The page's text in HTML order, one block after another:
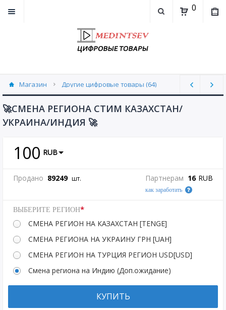
0
Магазин Другие цифровые товары (64)
🚀СМЕНА РЕГИОНА СТИМ КАЗАХСТАН/
УКРАИНА/ИНДИЯ 🚀
100 RUB
Продано 89249 шт. Партнерам 16 RUB
как заработать
ВЫБЕРИТЕ РЕГИОН*
СМЕНА РЕГИОН НА КАЗАХСТАН [TENGE]
СМЕНА РЕГИОНА НА УКРАИНУ ГРН [UAH]
СМЕНА РЕГИОН НА ТУРЦИЯ РЕГИОН USD[USD]
Смена региона на Индию (Доп.ожидание)
КУПИТЬ